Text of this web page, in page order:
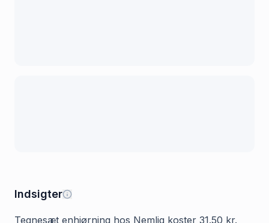
Indsigter
Tegnesæt enhjørning hos Nemlig koster 31.50 kr.